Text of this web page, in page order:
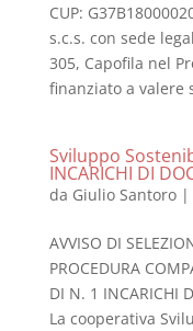
CUP:
s.c.s. con sede
305, Capofila nel
finanziato a valere
Sviluppo
INCARICHI DI
da Giulio Santoro|
AVVISO DI
PROCEDURA
DI N. 1 INCARICHI
La cooperativa